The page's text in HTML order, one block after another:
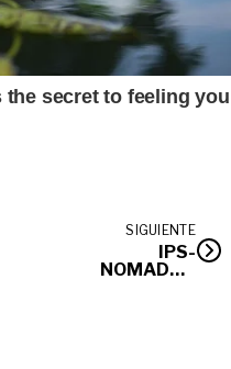
SIGUIENTE
IPS-
NOMADDI-